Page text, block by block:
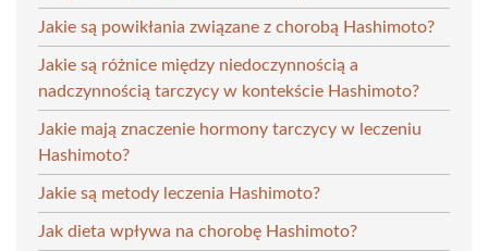
Jakie są powikłania związane z chorobą Hashimoto?
Jakie są różnice między niedoczynnością a
nadczynnością tarczycy w kontekście Hashimoto?
Jakie mają znaczenie hormony tarczycy w leczeniu
Hashimoto?
Jakie są metody leczenia Hashimoto?
Jak dieta wpływa na chorobę Hashimoto?